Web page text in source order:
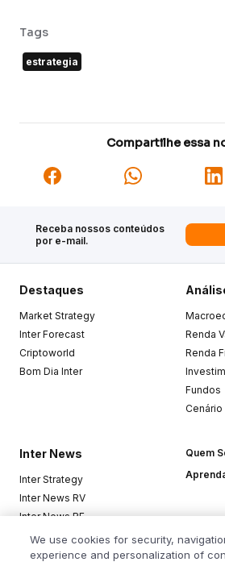
Tags
estrategia
Compartilhe essa
Receba nossos conteúdos
por e-mail.
Destaques
Market Strategy
Inter Forecast
Criptoworld
Bom Dia Inter
Renda
Renda
Fundos
Cenário
Inter News
Inter Strategy
Inter News RV
Inter News RF
Top Funds
Quem
We use cookies for security,
experience and personalization of